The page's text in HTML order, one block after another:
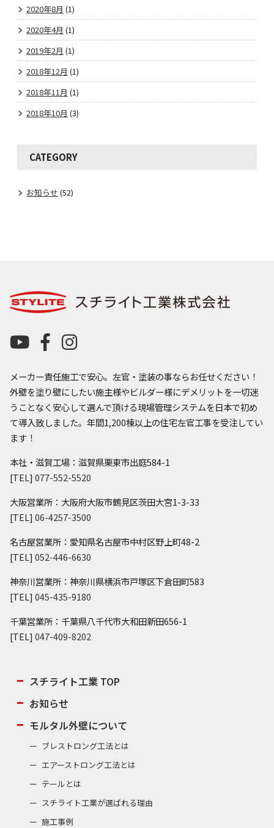
2020年8月 (1)
2020年4月 (1)
2019年2月 (1)
2018年12月 (1)
2018年11月 (1)
2018年10月 (3)
CATEGORY
お知らせ (52)
メーカー責任施工で安心。左官・塗装の事ならお任せください！
外壁を塗り壁にしたい施主様やビルダー様にデメリットを一切迷
うことなく安心して選んで頂ける現場管理システムを日本で初め
て導入致しました。年間1,200棟以上の住宅左官工事を受注してい
ます！
本社・滋賀工場：滋賀県栗東市出庭584-1
[TEL] 077-552-5520
大阪営業所：大阪府大阪市鶴見区茨田大宮1-3-33
[TEL] 06-4257-3500
名古屋営業所：愛知県名古屋市中村区野上町48-2
[TEL] 052-446-6630
神奈川営業所：神奈川県横浜市戸塚区下倉田町583
[TEL] 045-435-9180
千葉営業所：千葉県八千代市大和田新田656-1
[TEL] 047-409-8202
スチライト工業 TOP
お知らせ
モルタル外壁について
ブレストロング工法とは
エアーストロング工法とは
テールとは
スチライト工業が選ばれる理由
施工事例